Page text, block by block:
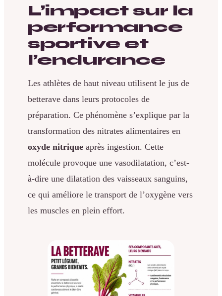
L’impact sur la
performance
sportive et
l’endurance
Les athlètes de haut niveau utilisent le jus de
betterave dans leurs protocoles de
préparation. Ce phénomène s’explique par la
transformation des nitrates alimentaires en
oxyde nitrique après ingestion. Cette
molécule provoque une vasodilatation, c’est-
à-dire une dilatation des vaisseaux sanguins,
ce qui améliore le transport de l’oxygène vers
les muscles en plein effort.